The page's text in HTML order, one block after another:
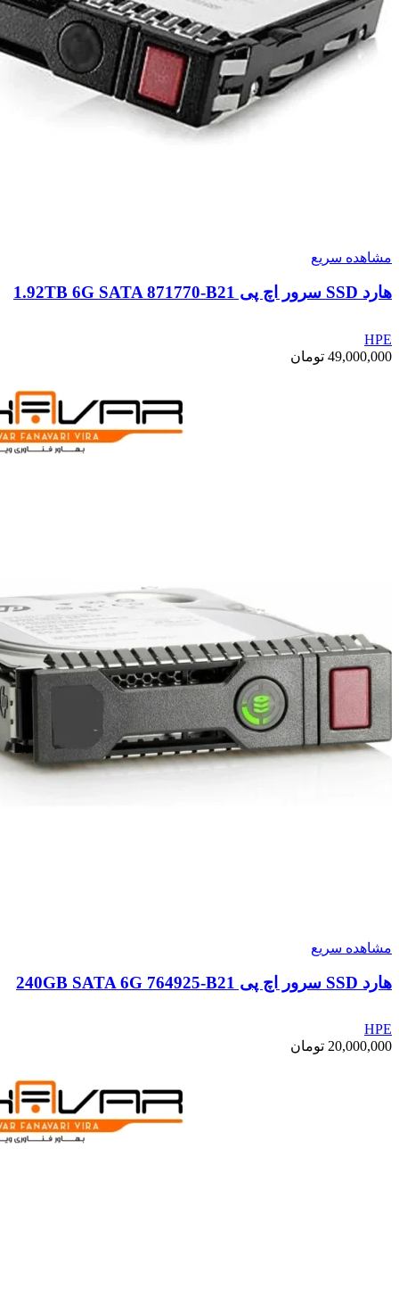
مشاهده سریع
هارد SSD سرور اچ پی 1.92TB 6G SATA 871770-B21
HPE
49,000,000 تومان
مشاهده سریع
هارد SSD سرور اچ پی 240GB SATA 6G 764925-B21
HPE
20,000,000 تومان